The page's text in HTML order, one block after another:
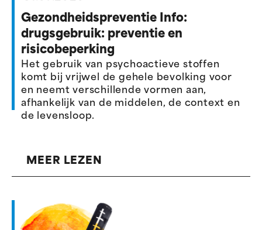
Gezondheidspreventie Info:
drugsgebruik: preventie en
risicobeperking
Het gebruik van psychoactieve stoffen
komt bij vrijwel de gehele bevolking voor
en neemt verschillende vormen aan,
afhankelijk van de middelen, de context en
de levensloop.
MEER LEZEN